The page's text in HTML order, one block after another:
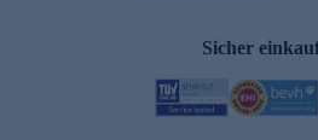
Sicher